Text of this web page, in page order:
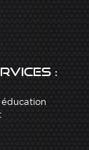
:
éducation